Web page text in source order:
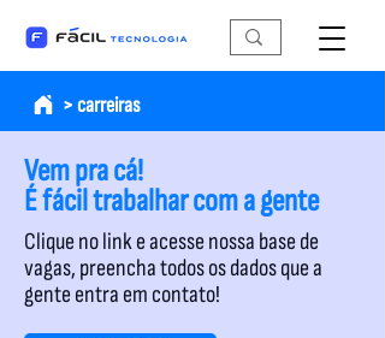
> carreiras
Vem pra cá!
​É fácil trabalhar com a gente
Clique no link e acesse nossa base de
vagas, preencha todos os dados que a
gente entra em contato!